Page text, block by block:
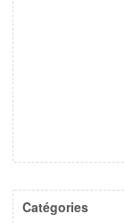
Catégories